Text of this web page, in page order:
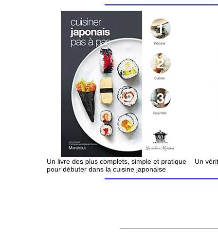
Un livre des plus complets, simple et pratique
pour débuter dans la cuisine japonaise
Un